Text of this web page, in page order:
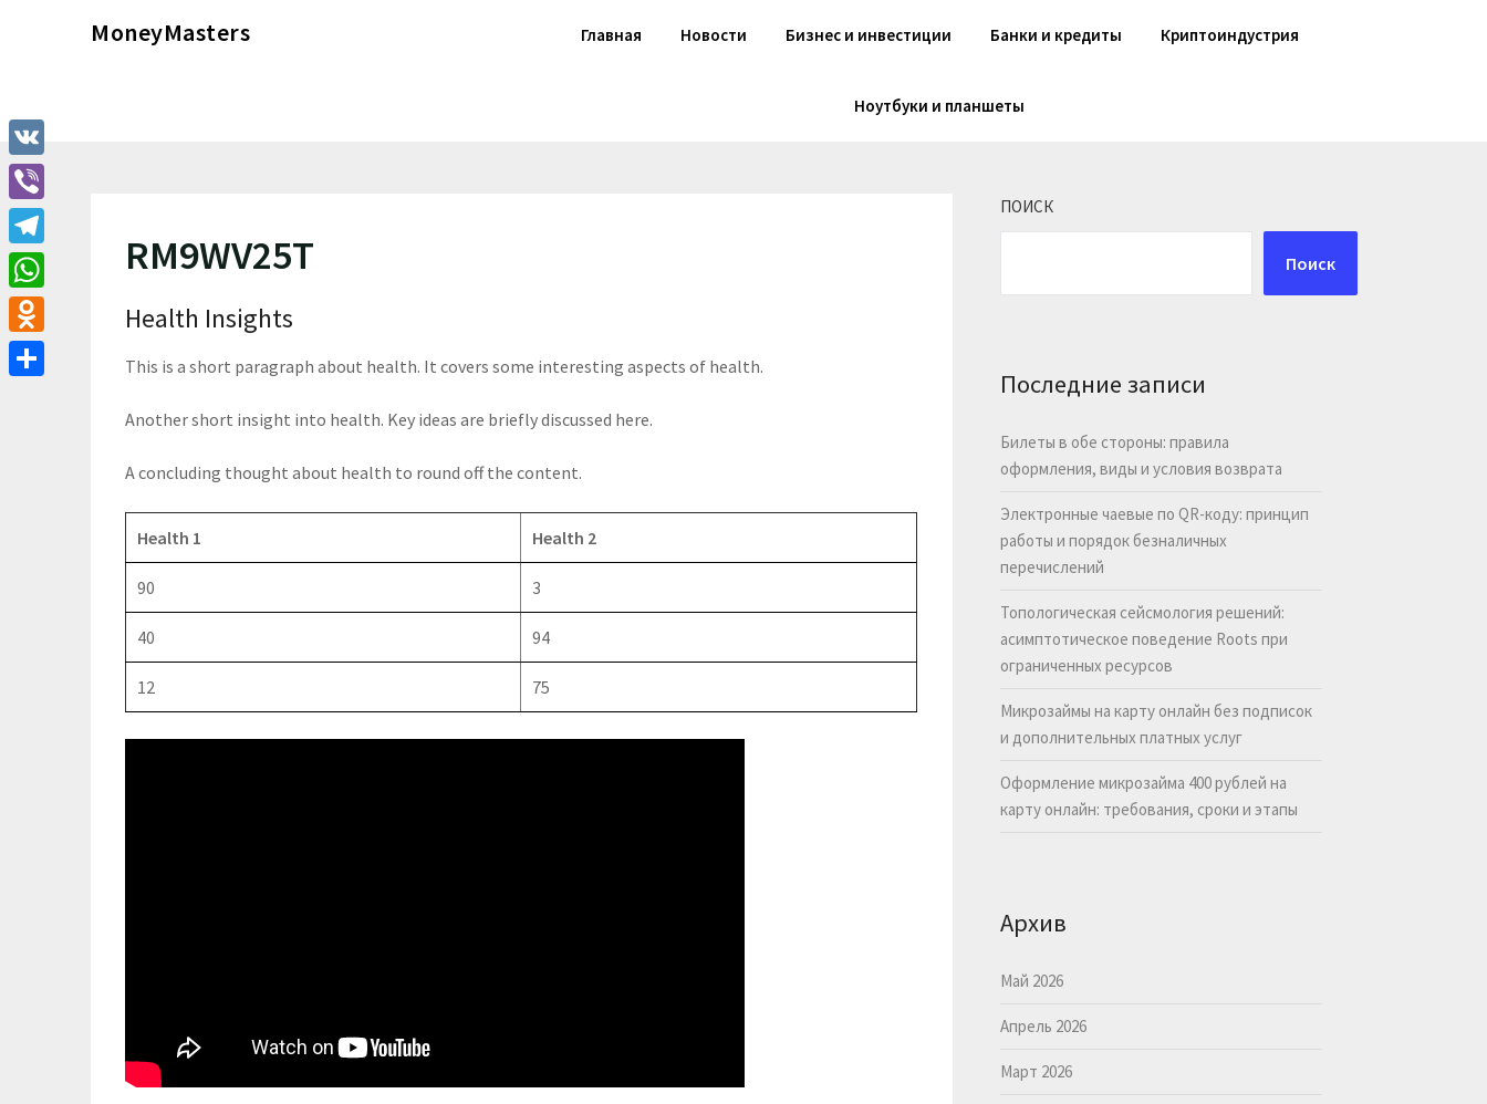
MoneyMasters Главная Новости Бизнес и инвестиции Банки и кредиты Криптоиндустрия
Ноутбуки и планшеты
RM9WV25T
Health Insights
This is a short paragraph about health. It covers some interesting aspects of health.
Another short insight into health. Key ideas are briefly discussed here.
A concluding thought about health to round off the content.
Health 1 Health 2
90 3
40 94
12 75
ПОИСК
Поиск
Последние записи
Билеты в обе стороны: правила
оформления, виды и условия возврата
Электронные чаевые по QR-коду: принцип
работы и порядок безналичных
перечислений
Топологическая сейсмология решений:
асимптотическое поведение Roots при
ограниченных ресурсов
Микрозаймы на карту онлайн без подписок
и дополнительных платных услуг
Оформление микрозайма 400 рублей на
карту онлайн: требования, сроки и этапы
Архив
Май 2026
Апрель 2026
Март 2026
VK
Viber
Telegram
WhatsApp
Odnoklassniki